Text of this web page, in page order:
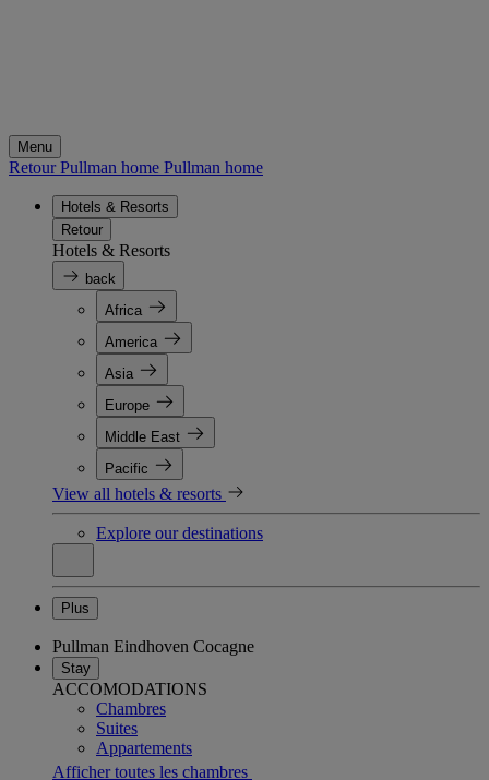
Menu
Retour Pullman home Pullman home
Hotels & Resorts
Retour
Hotels & Resorts
back
Africa
America
Asia
Europe
Middle East
Pacific
View all hotels & resorts
Explore our destinations
Plus
Pullman Eindhoven Cocagne
Stay
ACCOMODATIONS
Chambres
Suites
Appartements
Afficher toutes les chambres